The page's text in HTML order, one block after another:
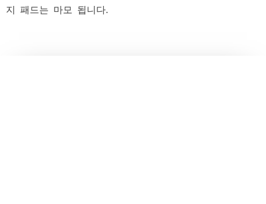
지 패드는 마모 됩니다.